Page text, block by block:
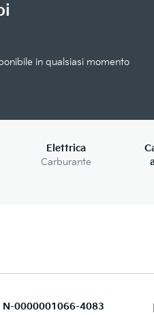
in qualsiasi momento
Elettrica
Carburante
N-0000001066-4083